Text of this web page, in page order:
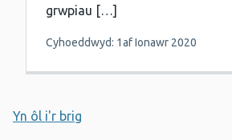
grwpiau […]
Cyhoeddwyd: 1af Ionawr 2020
Yn ôl i'r brig